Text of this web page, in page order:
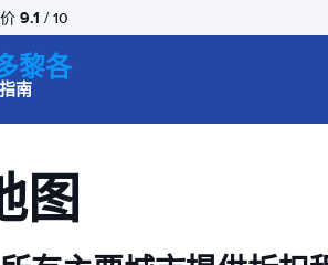
9.1 / 10
黎各
南
图